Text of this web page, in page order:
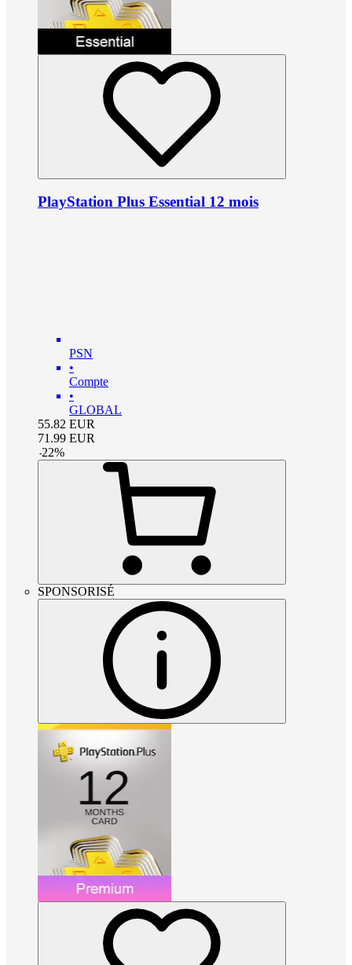
PlayStation Plus Essential 12 mois
PSN
•
Compte
•
GLOBAL
55.82 EUR
71.99 EUR
-22%
SPONSORISÉ